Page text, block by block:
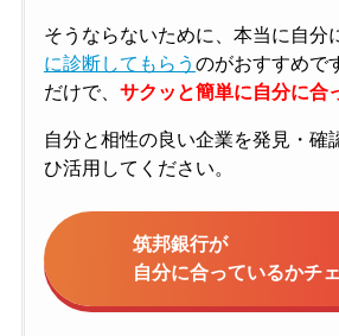
そうならないために、本当に自分
に診断してもらう のがおすすめで
だけで、 サクッと簡単に自分に合
自分と相性の良い企業を発見・確
ひ活用してください。
筑邦銀行が
自分に合っているかチ